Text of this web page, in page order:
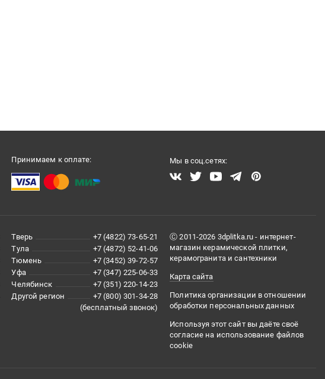
Принимаем к оплате: Мы в соц.сетях:
Тверь
+7 (4822) 73-65-21
Тула
+7 (4872) 52-41-06
Тюмень
+7 (3452) 39-72-57
Уфа
+7 (347) 225-06-33
Челябинск
+7 (351) 220-14-23
Другой регион
+7 (800) 301-34-28
(бесплатный звонок)
Ⓒ 2011-2026 3dplitka.ru - интернет-
магазин керамической плитки,
керамогранита и сантехники
Карта сайта
Политика организации в отношении
обработки персональных данных
Используя этот сайт вы даёте своё
согласие на использование файлов
cookie